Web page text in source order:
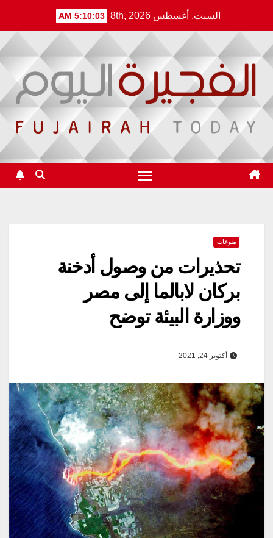
content
السبت. أغسطس 8th, 2026 5:10:03 AM
منوعات
تحذيرات من وصول أدخنة
بركان لابالما إلى مصر
ووزارة البيئة توضح
أكتوبر 24, 2021